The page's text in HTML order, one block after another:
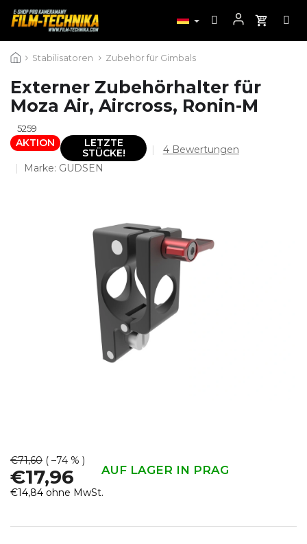
Inhalt Stabilisatoren Zubehör für Gimbals
Externer Zubehörhalter für
Moza Air, Aircross, Ronin-M
5259
AKTION
LETZTE
STÜCKE!
Die
5
Sternen.
4 Bewertungen
Marke: GUDSEN
€71,60 ( –74 % )
€17,96 AUF LAGER IN PRAG
€14,84 ohne MwSt.